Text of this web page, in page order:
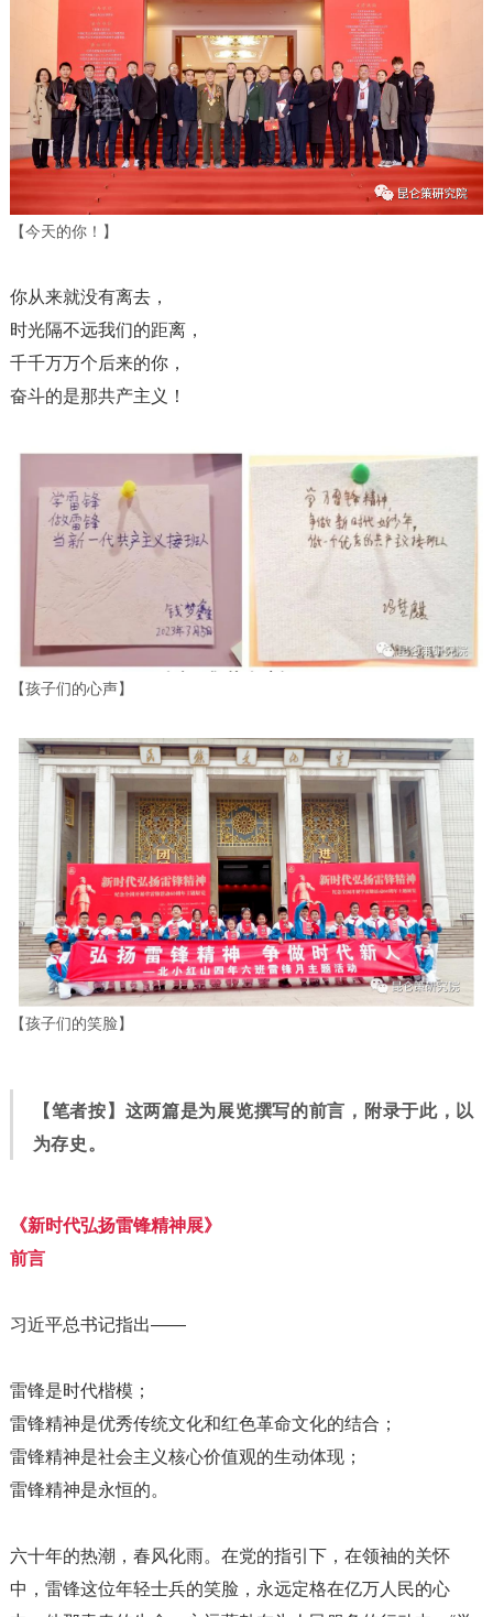
【今天的你！】
你从来就没有离去，
时光隔不远我们的距离，
千千万万个后来的你，
奋斗的是那共产主义！
【孩子们的心声】
【孩子们的笑脸】
【笔者按】这两篇是为展览撰写的前言，附录于此，以
为存史。
《新时代弘扬雷锋精神展》
前言
习近平总书记指出——
雷锋是时代楷模；
雷锋精神是优秀传统文化和红色革命文化的结合；
雷锋精神是社会主义核心价值观的生动体现；
雷锋精神是永恒的。
六十年的热潮，春风化雨。在党的指引下，在领袖的关怀
中，雷锋这位年轻士兵的笑脸，永远定格在亿万人民的心